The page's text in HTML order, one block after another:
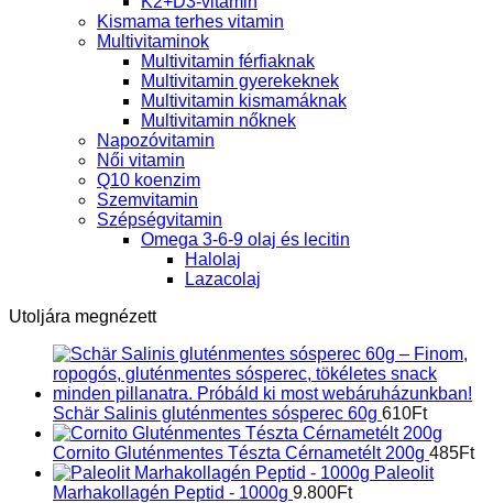
Kismama terhes vitamin
Multivitaminok
Multivitamin férfiaknak
Multivitamin gyerekeknek
Multivitamin kismamáknak
Multivitamin nőknek
Napozóvitamin
Női vitamin
Q10 koenzim
Szemvitamin
Szépségvitamin
Omega 3-6-9 olaj és lecitin
Halolaj
Lazacolaj
Utoljára megnézett
Schär Salinis gluténmentes sósperec 60g 610Ft
Cornito Gluténmentes Tészta Cérnametélt 200g 485Ft
Paleolit
Marhakollagén Peptid - 1000g 9.800Ft